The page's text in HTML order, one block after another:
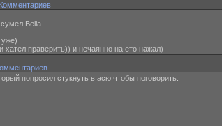
Bella.
уже)
праверить)) и нечаянно на ето нажал)
попросил стукнуть в асю чтобы поговорить.